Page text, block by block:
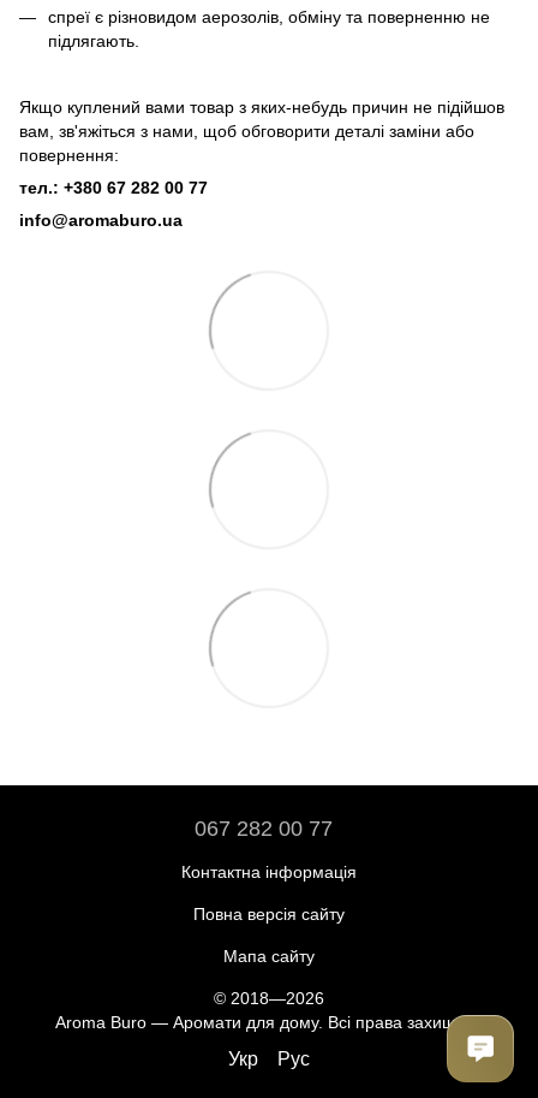
спреї є різновидом аерозолів, обміну та поверненню не
підлягають.
Якщо куплений вами товар з яких-небудь причин не підійшов
вам, зв'яжіться з нами, щоб обговорити деталі заміни або
повернення:
тел.: +380 67 282 00 77
info@aromaburo.ua
067 282 00 77
Контактна інформація
Повна версія сайту
Мапа сайту
© 2018—2026
Aroma Buro — Аромати для дому. Всі права захищені.
Укр Рус